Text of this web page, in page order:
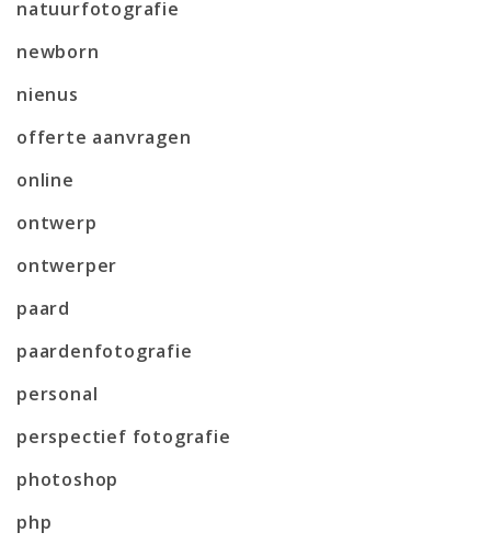
natuurfotografie
newborn
nienus
offerte aanvragen
online
ontwerp
ontwerper
paard
paardenfotografie
personal
perspectief fotografie
photoshop
php